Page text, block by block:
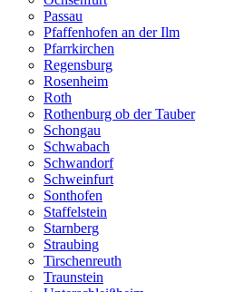
Passau
Pfaffenhofen an der Ilm
Pfarrkirchen
Regensburg
Rosenheim
Roth
Rothenburg ob der Tauber
Schongau
Schwabach
Schwandorf
Schweinfurt
Sonthofen
Staffelstein
Starnberg
Straubing
Tirschenreuth
Traunstein